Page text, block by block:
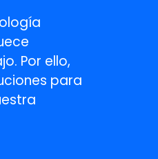
Por ello,
para